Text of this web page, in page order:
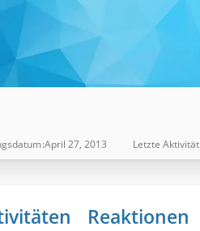
April 27, 2013 Letzte Aktivität
Reaktionen